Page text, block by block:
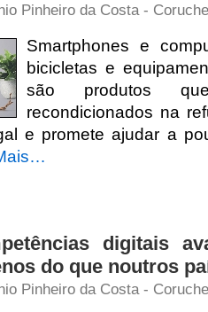
Pinheiro da Costa -
Smartphones e
bicicletas e
são produtos
recondicionados na
e promete ajudar a
digitais
do que noutros
Pinheiro da Costa -